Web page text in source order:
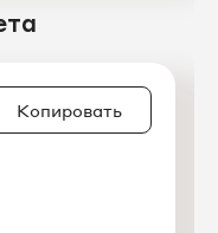
Копировать